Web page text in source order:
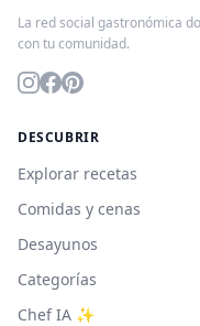
La red social gastronómica
con tu comunidad.
DESCUBRIR
Explorar recetas
Comidas y cenas
Desayunos
Categorías
Chef IA ✨